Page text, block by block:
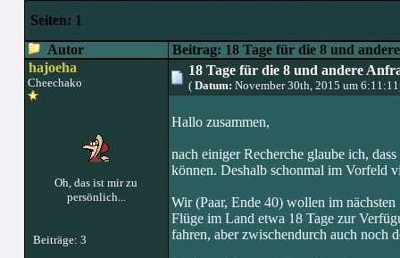
Seiten: 1
Autor
Beitrag: 18 Tage für die 8 und
hajoeha
Cheechako
Oh, das ist mir zu
persönlich...
Beiträge: 3
18 Tage für die 8 und andere
(Datum: November 30th, 2015 um
Hallo zusammen,
nach einiger Recherche glaube ich,
können. Deshalb schonmal im Vorfeld
Wir (Paar, Ende 40) wollen im
Flüge im Land etwa 18 Tage zur
fahren, aber zwischendurch auch noch